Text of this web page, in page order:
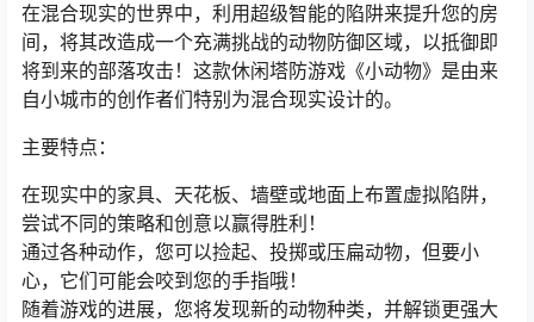
在混合现实的世界中，利用超级智能的陷阱来提升您的房
间，将其改造成一个充满挑战的动物防御区域，以抵御即
将到来的部落攻击！这款休闲塔防游戏《小动物》是由来
自小城市的创作者们特别为混合现实设计的。
主要特点：
在现实中的家具、天花板、墙壁或地面上布置虚拟陷阱，
尝试不同的策略和创意以赢得胜利！
通过各种动作，您可以捡起、投掷或压扁动物，但要小
心，它们可能会咬到您的手指哦！
随着游戏的进展，您将发现新的动物种类，并解锁更强大